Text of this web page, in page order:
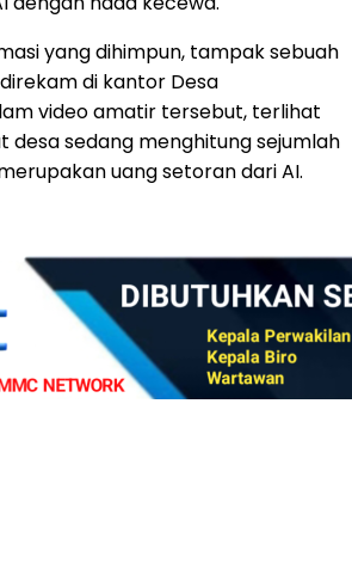
yang dihimpun, tampak sebuah
di kantor Desa
video amatir tersebut, terlihat
desa sedang menghitung sejumlah
uang setoran dari AI.